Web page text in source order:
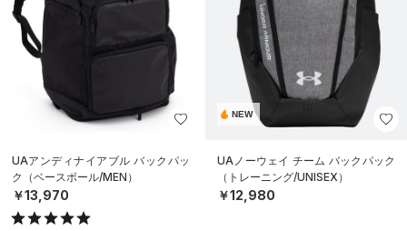
UAアンディナイアブル バックパッ
ク（ベースボール/MEN）
￥13,970
NEW
UAノーウェイ チーム バックパック
（トレーニング/UNISEX）
￥12,980